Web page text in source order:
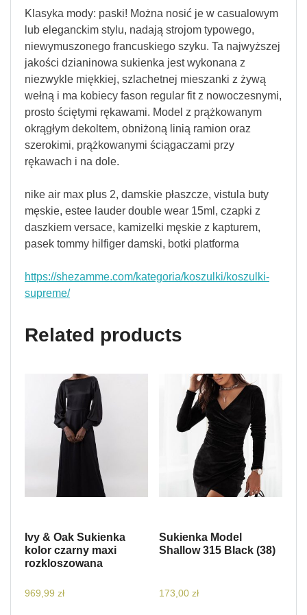
Klasyka mody: paski! Można nosić je w casualowym
lub eleganckim stylu, nadają strojom typowego,
niewymuszonego francuskiego szyku. Ta najwyższej
jakości dzianinowa sukienka jest wykonana z
niezwykle miękkiej, szlachetnej mieszanki z żywą
wełną i ma kobiecy fason regular fit z nowoczesnymi,
prosto ściętymi rękawami. Model z prążkowanym
okrągłym dekoltem, obniżoną linią ramion oraz
szerokimi, prążkowanymi ściągaczami przy
rękawach i na dole.
nike air max plus 2, damskie płaszcze, vistula buty
męskie, estee lauder double wear 15ml, czapki z
daszkiem versace, kamizelki męskie z kapturem,
pasek tommy hilfiger damski, botki platforma
https://shezamme.com/kategoria/koszulki/koszulki-
supreme/
Related products
Ivy & Oak Sukienka
kolor czarny maxi
rozkloszowana
969,99 zł
Sukienka Model
Shallow 315 Black (38)
173,00 zł